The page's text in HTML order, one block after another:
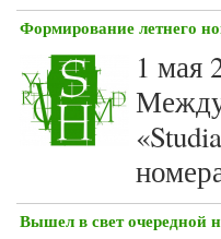
Формирование летнего
1 мая
Вышел в свет очередной